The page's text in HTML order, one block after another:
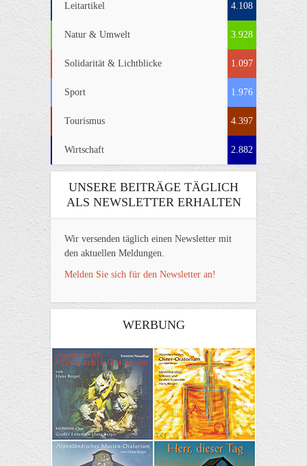
Leitartikel 4.108
Natur & Umwelt 3.928
Solidarität & Lichtblicke 1.097
Sport 1.976
Tourismus 4.397
Wirtschaft 2.882
UNSERE BEITRÄGE TÄGLICH
ALS NEWSLETTER ERHALTEN
Wir versenden täglich einen Newsletter mit
den aktuellen Meldungen.
Melden Sie sich für den Newsletter an!
WERBUNG